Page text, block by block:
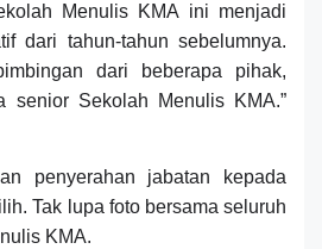
Menulis KMA ini menjadi
dari tahun-tahun sebelumnya.
dari beberapa pihak,
senior Sekolah Menulis KMA.”
penyerahan jabatan kepada
Tak lupa foto bersama seluruh
KMA.